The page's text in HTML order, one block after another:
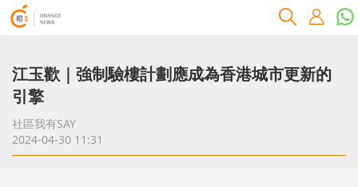
江玉歡｜強制驗樓計劃應成為香港城市更新的
引擎
社區我有SAY
2024-04-30 11:31